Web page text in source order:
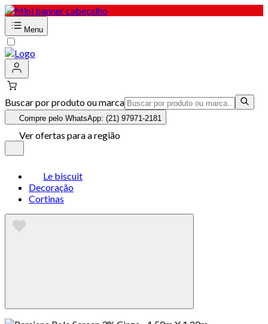
Menu
Buscar por produto ou marca
Compre pelo WhatsApp: (21) 97971-2181
Ver ofertas para a região
Le biscuit
Decoração
Cortinas